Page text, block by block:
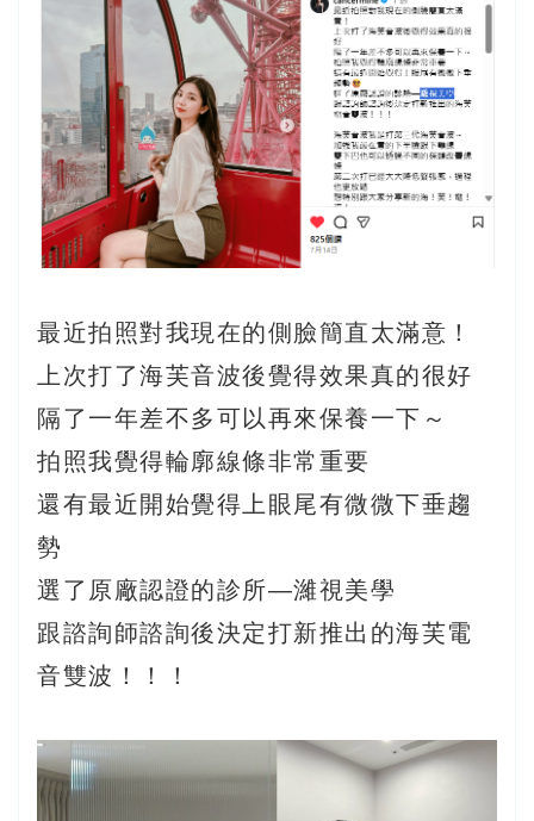
最近拍照對我現在的側臉簡直太滿意！
上次打了海芙音波後覺得效果真的很好
隔了一年差不多可以再來保養一下～
拍照我覺得輪廓線條非常重要
還有最近開始覺得上眼尾有微微下垂趨
勢
選了原廠認證的診所—濰視美學
跟諮詢師諮詢後決定打新推出的海芙電
音雙波！！！